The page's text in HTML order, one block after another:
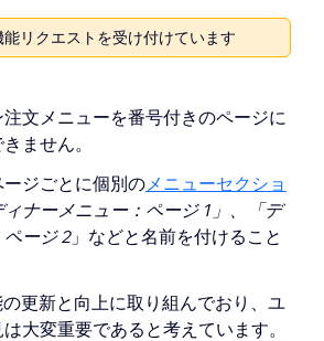
能リクエストを受け付けています
文メニューを番号付きのページに
ません。
ジごとに個別のメニューセクショ
ィナーメニュー：ページ 1」、「デ
ージ 2」などと名前を付けること
更新と向上に取り組んでおり、ユ
大変重要であると考えています。